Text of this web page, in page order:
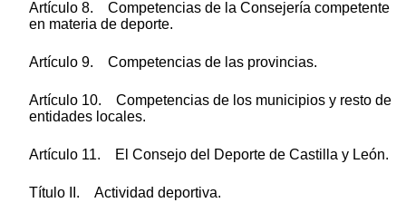
Artículo 8. Competencias de la Consejería competente
en materia de deporte.
Artículo 9. Competencias de las provincias.
Artículo 10. Competencias de los municipios y resto de
entidades locales.
Artículo 11. El Consejo del Deporte de Castilla y León.
Título II. Actividad deportiva.